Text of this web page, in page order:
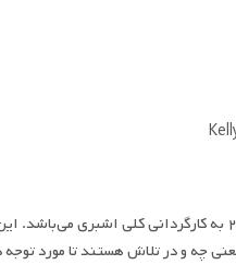
عروسک‌های زشت ، فیلمی انیمیشنی محصول سال ۲۰۱۹ به
و در تلاش‌ هستند تا مورد توجه